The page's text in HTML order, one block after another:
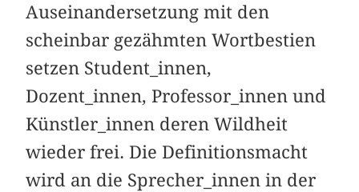
Auseinandersetzung mit den
scheinbar gezähmten Wortbestien
setzen Student_innen,
Dozent_innen, Professor_innen und
Künstler_innen deren Wildheit
wieder frei. Die Definitionsmacht
wird an die Sprecher_innen in der